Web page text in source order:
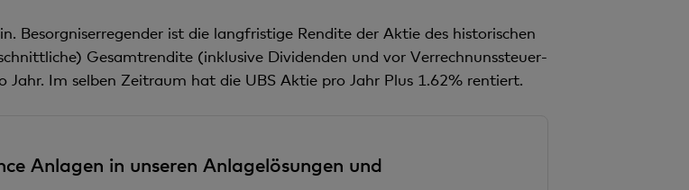
Besorgniserregender ist die langfristige Rendite der Aktie des historischen
Gesamtrendite (inklusive Dividenden und vor Verrechnunssteuer-
Im selben Zeitraum hat die UBS Aktie pro Jahr Plus 1.62% rentiert.
Anlagen in unseren Anlagelösungen und